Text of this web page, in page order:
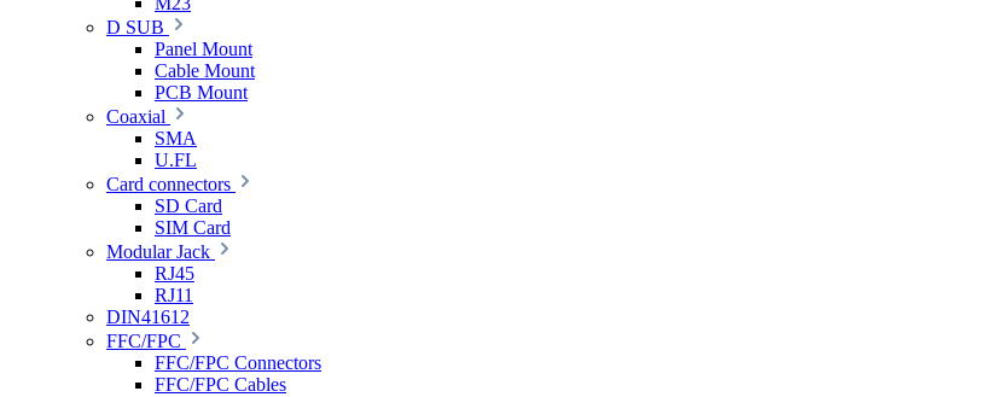
D SUB
Panel Mount
Cable Mount
PCB Mount
Coaxial
SMA
U.FL
Card connectors
SD Card
SIM Card
Modular Jack
RJ45
RJ11
DIN41612
FFC/FPC
FFC/FPC Connectors
FFC/FPC Cables